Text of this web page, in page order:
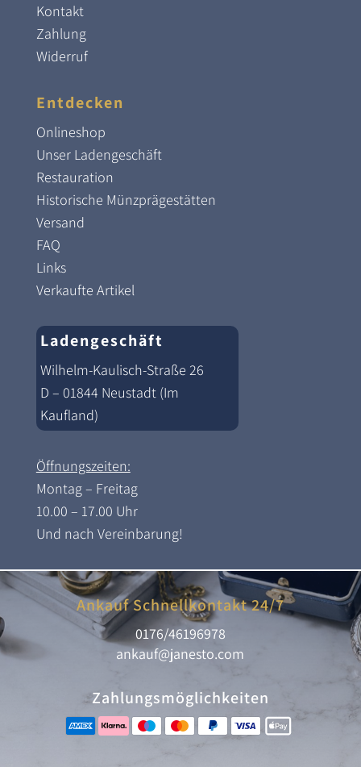
Kontakt
Zahlung
Widerruf
Entdecken
Onlineshop
Unser Ladengeschäft
Restauration
Historische Münzprägestätten
Versand
FAQ
Links
Verkaufte Artikel
Ladengeschäft
Wilhelm-Kaulisch-Straße 26
D – 01844 Neustadt (Im
Kaufland)
Öffnungszeiten:
Montag – Freitag
10.00 – 17.00 Uhr
Und nach Vereinbarung!
Ankauf Schnellkontakt 24/7
0176/46196978
ankauf@janesto.com
Zahlungsmöglichkeiten